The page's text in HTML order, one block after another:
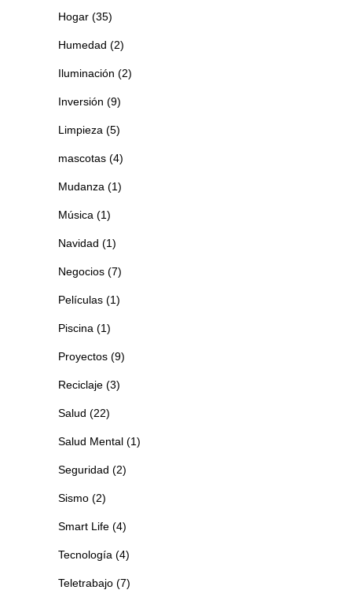
Hogar (35)
Humedad (2)
Iluminación (2)
Inversión (9)
Limpieza (5)
mascotas (4)
Mudanza (1)
Música (1)
Navidad (1)
Negocios (7)
Películas (1)
Piscina (1)
Proyectos (9)
Reciclaje (3)
Salud (22)
Salud Mental (1)
Seguridad (2)
Sismo (2)
Smart Life (4)
Tecnología (4)
Teletrabajo (7)